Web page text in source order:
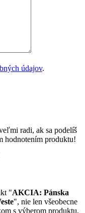
údajov.
radi, ak sa podelíš
hodnotením produktu!
"AKCIA: Pánska
", nie len všeobecne
s výberom produktu.